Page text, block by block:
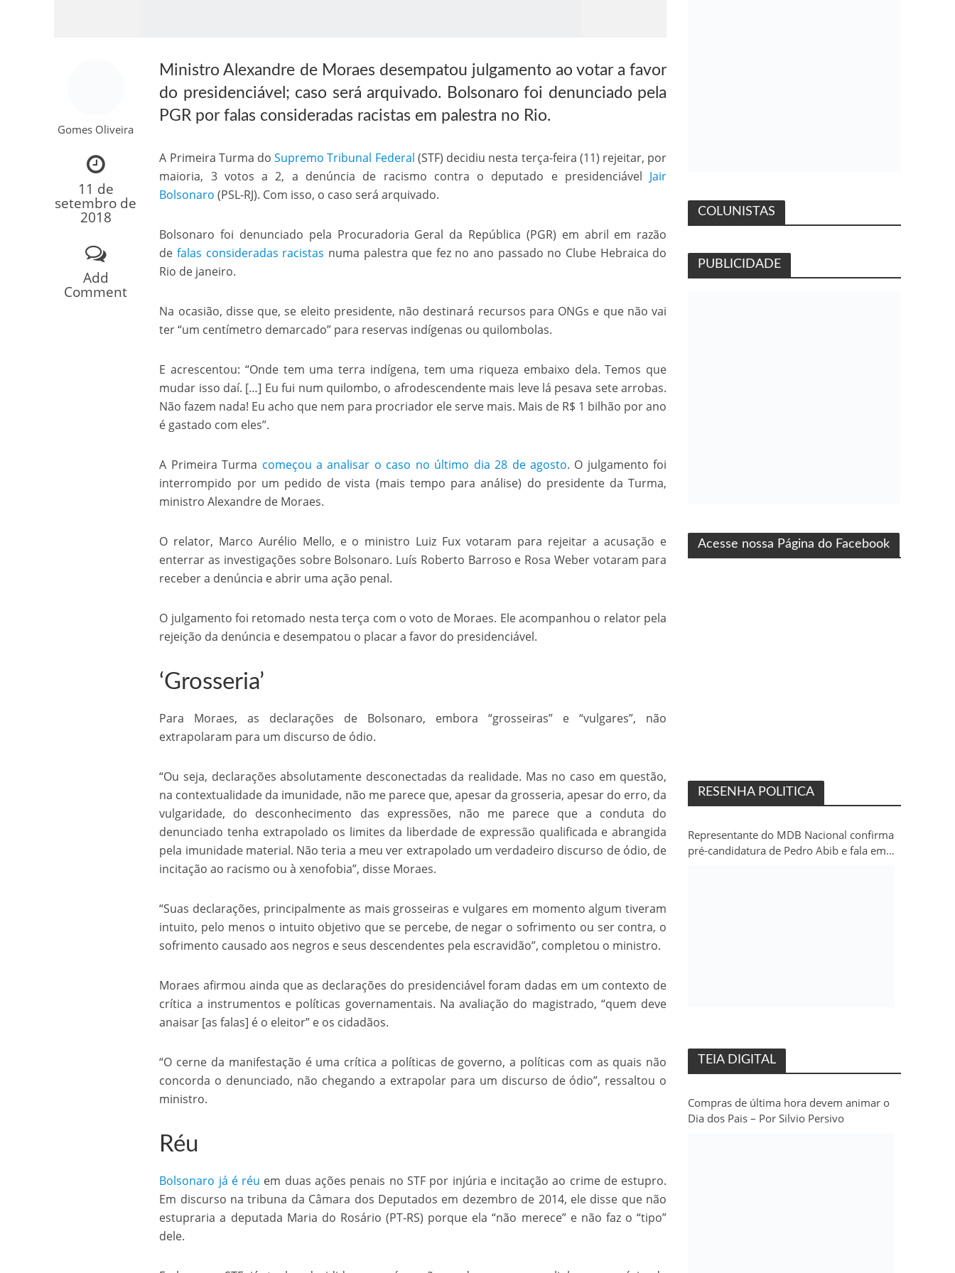
Os segredos não revelados do livro de apocalipse
FILME: Como um Monjolo salvou a vida de Flechinha, o bebe coelho – Vídeo em Português mais uma produção Folha Filmes
Gomes Oliveira
11 de
setembro de
2018
Add
Comment
Ministro Alexandre de Moraes desempatou julgamento ao votar a favor
do presidenciável; caso será arquivado. Bolsonaro foi denunciado pela
PGR por falas consideradas racistas em palestra no Rio.
A Primeira Turma doSupremo Tribunal Federal (STF) decidiu nesta terça-feira (11) rejeitar, por
maioria, 3 votos a 2, a denúncia de racismo contra o deputado e presidenciável Jair
Bolsonaro (PSL-RJ). Com isso, o caso será arquivado.
Bolsonaro foi denunciado pela Procuradoria Geral da República (PGR) em abril em razão
de falas consideradas racistas numa palestra que fez no ano passado no Clube Hebraica do
Rio de janeiro.
Na ocasião, disse que, se eleito presidente, não destinará recursos para ONGs e que não vai
ter “um centímetro demarcado” para reservas indígenas ou quilombolas.
E acrescentou: “Onde tem uma terra indígena, tem uma riqueza embaixo dela. Temos que
mudar isso daí. […] Eu fui num quilombo, o afrodescendente mais leve lá pesava sete arrobas.
Não fazem nada! Eu acho que nem para procriador ele serve mais. Mais de R$ 1 bilhão por ano
é gastado com eles”.
A Primeira Turma começou a analisar o caso no último dia 28 de agosto. O julgamento foi
interrompido por um pedido de vista (mais tempo para análise) do presidente da Turma,
ministro Alexandre de Moraes.
O relator, Marco Aurélio Mello, e o ministro Luiz Fux votaram para rejeitar a acusação e
enterrar as investigações sobre Bolsonaro. Luís Roberto Barroso e Rosa Weber votaram para
receber a denúncia e abrir uma ação penal.
O julgamento foi retomado nesta terça com o voto de Moraes. Ele acompanhou o relator pela
rejeição da denúncia e desempatou o placar a favor do presidenciável.
‘Grosseria’
Para Moraes, as declarações de Bolsonaro, embora “grosseiras” e “vulgares”, não
extrapolaram para um discurso de ódio.
“Ou seja, declarações absolutamente desconectadas da realidade. Mas no caso em questão,
na contextualidade da imunidade, não me parece que, apesar da grosseria, apesar do erro, da
vulgaridade, do desconhecimento das expressões, não me parece que a conduta do
denunciado tenha extrapolado os limites da liberdade de expressão qualificada e abrangida
pela imunidade material. Não teria a meu ver extrapolado um verdadeiro discurso de ódio, de
incitação ao racismo ou à xenofobia”, disse Moraes.
“Suas declarações, principalmente as mais grosseiras e vulgares em momento algum tiveram
intuito, pelo menos o intuito objetivo que se percebe, de negar o sofrimento ou ser contra, o
sofrimento causado aos negros e seus descendentes pela escravidão”, completou o ministro.
Moraes afirmou ainda que as declarações do presidenciável foram dadas em um contexto de
crítica a instrumentos e políticas governamentais. Na avaliação do magistrado, “quem deve
anaisar [as falas] é o eleitor” e os cidadãos.
“O cerne da manifestação é uma crítica a políticas de governo, a políticas com as quais não
concorda o denunciado, não chegando a extrapolar para um discurso de ódio”, ressaltou o
ministro.
Réu
Bolsonaro já é réu em duas ações penais no STF por injúria e incitação ao crime de estupro.
Em discurso na tribuna da Câmara dos Deputados em dezembro de 2014, ele disse que não
estupraria a deputada Maria do Rosário (PT-RS) porque ela “não merece” e não faz o “tipo”
dele.
COLUNISTAS
PUBLICIDADE
Acesse nossa Página do Facebook
RESENHA POLITICA
Representante do MDB Nacional confirma
pré-candidatura de Pedro Abib e fala em
TEIA DIGITAL
Compras de última hora devem animar o
Dia dos Pais – Por Silvio Persivo